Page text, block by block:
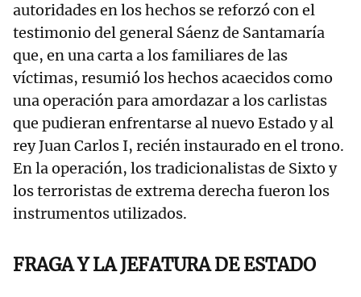
autoridades en los hechos se reforzó con el
testimonio del general Sáenz de Santamaría
que, en una carta a los familiares de las
víctimas, resumió los hechos acaecidos como
una operación para amordazar a los carlistas
que pudieran enfrentarse al nuevo Estado y al
rey Juan Carlos I, recién instaurado en el trono.
En la operación, los tradicionalistas de Sixto y
los terroristas de extrema derecha fueron los
instrumentos utilizados.
FRAGA Y LA JEFATURA DE ESTADO